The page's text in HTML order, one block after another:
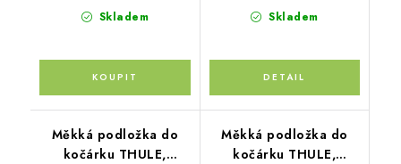
Skladem Skladem
Měkká podložka do
kočárku THULE,
Měkká podložka do
kočárku THULE,